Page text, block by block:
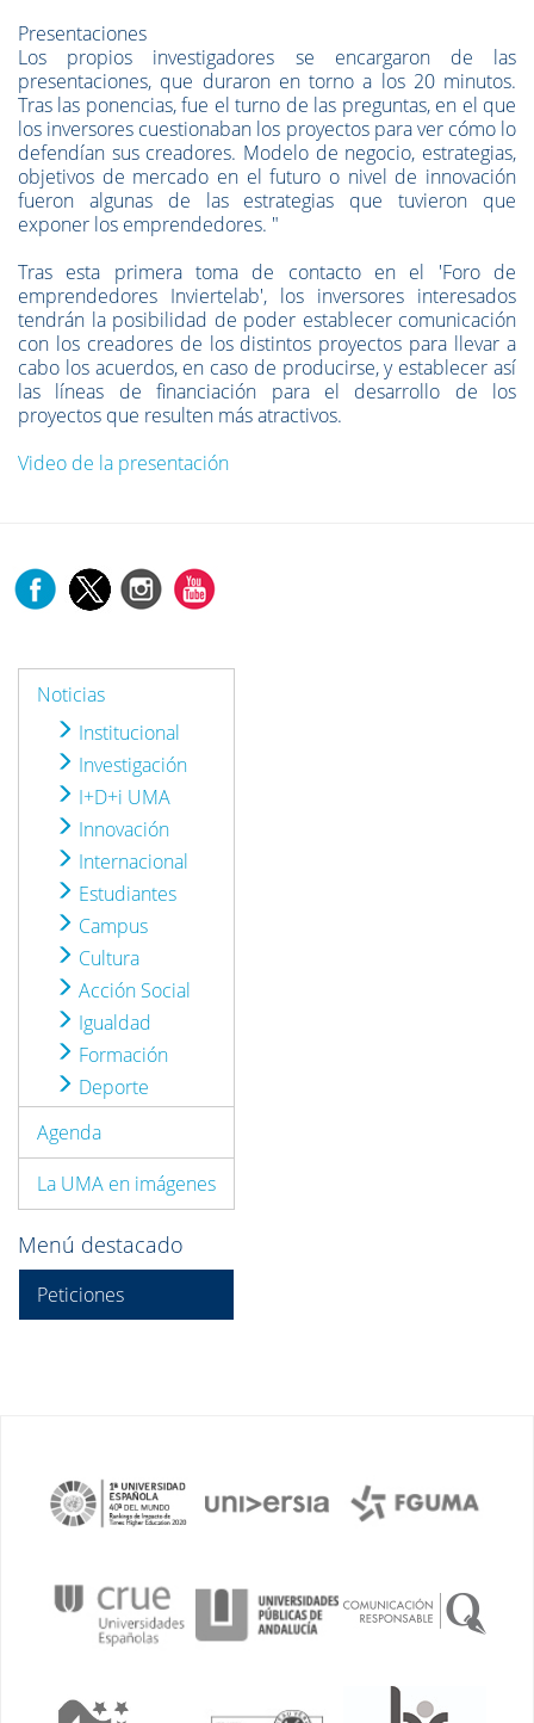
Presentaciones
Los propios investigadores se encargaron de las
presentaciones, que duraron en torno a los 20 minutos.
Tras las ponencias, fue el turno de las preguntas, en el que
los inversores cuestionaban los proyectos para ver cómo lo
defendían sus creadores. Modelo de negocio, estrategias,
objetivos de mercado en el futuro o nivel de innovación
fueron algunas de las estrategias que tuvieron que
exponer los emprendedores. "
Tras esta primera toma de contacto en el 'Foro de
emprendedores Inviertelab', los inversores interesados
tendrán la posibilidad de poder establecer comunicación
con los creadores de los distintos proyectos para llevar a
cabo los acuerdos, en caso de producirse, y establecer así
las líneas de financiación para el desarrollo de los
proyectos que resulten más atractivos.
Video de la presentación
Noticias
Institucional
Investigación
I+D+i UMA
Innovación
Internacional
Estudiantes
Campus
Cultura
Acción Social
Igualdad
Formación
Deporte
Agenda
La UMA en imágenes
Menú destacado
Peticiones